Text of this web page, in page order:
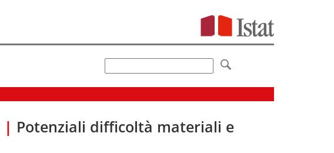
| Potenziali difficoltà materiali e